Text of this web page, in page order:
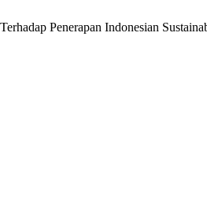
Penerapan Indonesian